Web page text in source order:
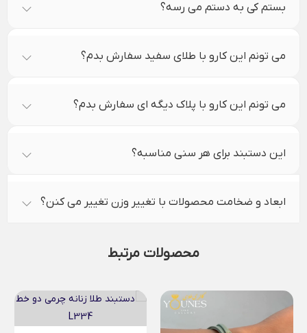
بستم کی به دستم می رسه؟
می تونم این کارو با طلای سفید سفارش بدم؟
می تونم این کارو با پلاک دیگه ای سفارش بدم؟
این دستبند برای هر سنی مناسبه؟
ابعاد و ضخامت محصولات با تغییر وزن تغییر می کنن؟
محصولات مرتبط